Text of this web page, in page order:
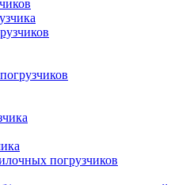
погрузчиков